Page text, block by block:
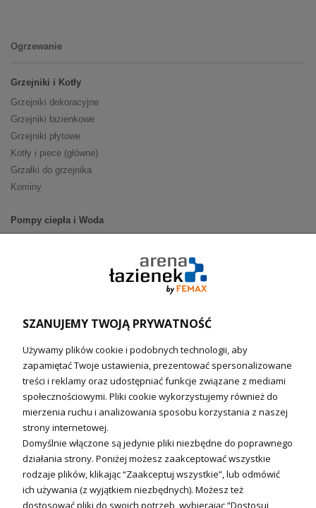
Ogrzewanie
Grzejniki i Kotły
Grzejniki dekoracyjne
Grzejniki łazienkowe
Grzejniki płytowe
Kotły i piece (główne)
Grzałki do grzejnika
Kominy
Pompy ciepła i Woda
Ogrzewanie podłogowe (główne)
Technika solarna
Fotowoltanika
Sterowniki i regulatory
Nagrzewnice i kurtyny
Kuchnia i Wentylacja
Kuchnia
Zlewozmywaki
SZANUJEMY TWOJĄ PRYWATNOŚĆ
Używamy plików cookie i podobnych technologii, aby
zapamiętać Twoje ustawienia, prezentować spersonalizowane
treści i reklamy oraz udostępniać funkcje związane z mediami
społecznościowymi. Pliki cookie wykorzystujemy również do
mierzenia ruchu i analizowania sposobu korzystania z naszej
strony internetowej.
Domyślnie włączone są jedynie pliki niezbędne do poprawnego
działania strony. Poniżej możesz zaakceptować wszystkie
rodzaje plików, klikając “Zaakceptuj wszystkie”, lub odmówić
ich używania (z wyjątkiem niezbędnych). Możesz też
dostosować pliki do swoich potrzeb, wybierając “Dostosuj